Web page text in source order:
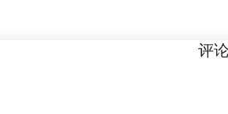
评